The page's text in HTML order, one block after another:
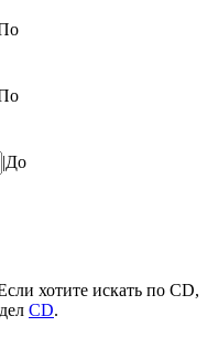
|До
хотите искать по CD,
CD.